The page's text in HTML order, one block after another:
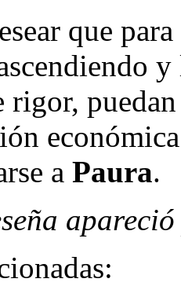
que
rigor,
a Paura.